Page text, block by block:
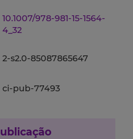
10.1007/978-981-15-1564-
4_32
2-s2.0-85087865647
ci-pub-77493